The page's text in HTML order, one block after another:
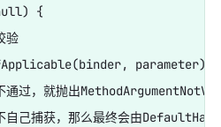
{
parameter);
抛出
，那么最终会由